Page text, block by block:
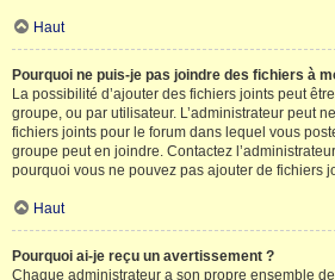
Haut
Pourquoi ne puis-je pas joindre des fichiers à
La possibilité d’ajouter des fichiers joints peut
groupe, ou par utilisateur. L’administrateur peut
fichiers joints pour le forum dans lequel vous
groupe peut en joindre. Contactez
pourquoi vous ne pouvez pas ajouter de fichiers
Haut
Pourquoi ai-je reçu un avertissement ?
Chaque administrateur a son propre ensemble